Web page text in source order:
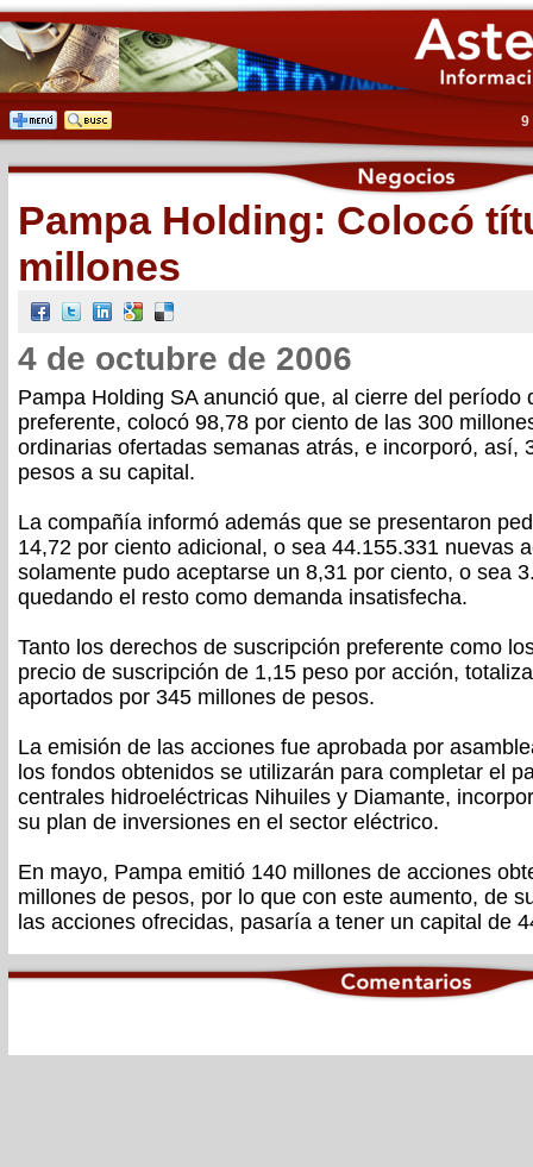
9
Pampa Holding: Colocó
millones
4 de octubre de 2006
Pampa Holding SA anunció que, al cierre del período
preferente, colocó 98,78 por ciento de las 300
ordinarias ofertadas semanas atrás, e incorporó, así,
pesos a su capital.
La compañía informó además que se presentaron
14,72 por ciento adicional, o sea 44.155.331 nuevas
solamente pudo aceptarse un 8,31 por ciento, o sea
quedando el resto como demanda insatisfecha.
Tanto los derechos de suscripción preferente como
precio de suscripción de 1,15 peso por acción,
aportados por 345 millones de pesos.
La emisión de las acciones fue aprobada por
los fondos obtenidos se utilizarán para completar el
centrales hidroeléctricas Nihuiles y Diamante,
su plan de inversiones en el sector eléctrico.
En mayo, Pampa emitió 140 millones de acciones
millones de pesos, por lo que con este aumento, de
las acciones ofrecidas, pasaría a tener un capital de